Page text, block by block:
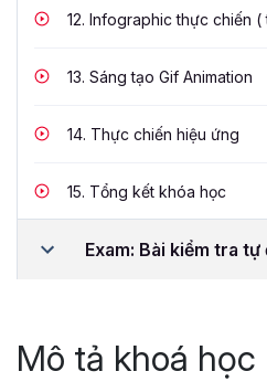
12. Infographic thực chiến (
13. Sáng tạo Gif Animation
14. Thực chiến hiệu ứng
15. Tổng kết khóa học
Exam: Bài kiểm tra
Mô tả khoá học